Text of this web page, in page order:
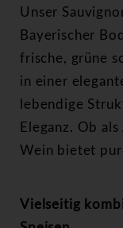
Unser
Bayerischer
frische, grüne
in einer
lebendige
Eleganz. Ob
Wein bietet
Vielseitig